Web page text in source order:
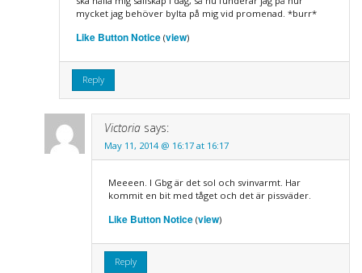
mycket jag behöver bylta på mig vid promenad. *burr*
Like Button Notice(view)
Reply
Victoria says:
May 11, 2014 @ 16:17 at 16:17
Meeeen. I Gbg är det sol och svinvarmt. Har
kommit en bit med tåget och det är pissväder.
Like Button Notice(view)
Reply